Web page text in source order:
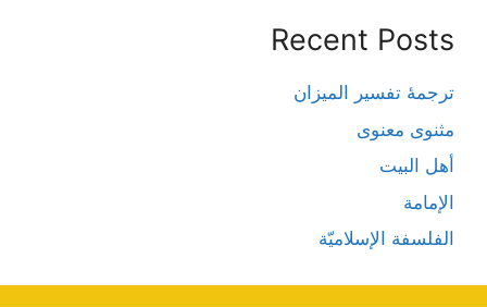
Recent Posts
ترجمۀ تفسیر المیزان
مثنوی معنوی
أهل البيت
الإمامة
الفلسفة الإسلاميّة